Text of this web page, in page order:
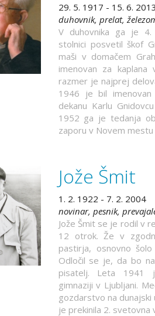
29. 5. 1917 - 15. 6. 2013
duhovnik, prelat,
V duhovnika ga je
stolnici posvetil škof
maši v domačem
imenovan za kaplana
razmer je najprej
1946 je bil
dekanu Karlu
1952 ga je tedanja
zaporu v Novem
Jože Šmit
1. 2. 1922 - 7. 2. 2004
novinar, pesnik,
Jože Šmit se je rodil v
12 otrok. Že v
pastirja, osnovno
Odločil se je, da bo
pisatelj. Leta 1941
gimnaziji v Ljubljani.
gozdarstvo na dunajski
je prekinila 2. svetovna